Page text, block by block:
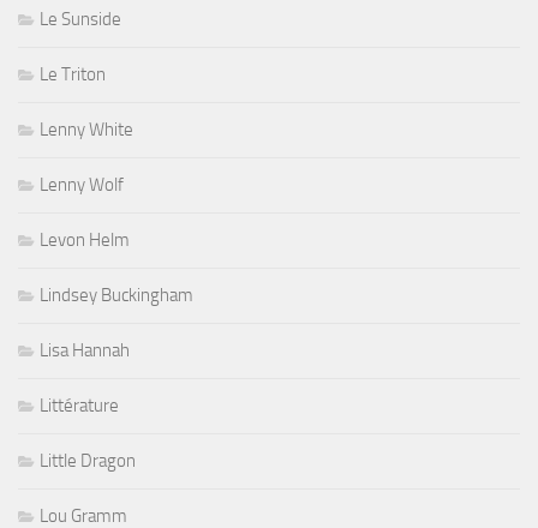
Le Sunside
Le Triton
Lenny White
Lenny Wolf
Levon Helm
Lindsey Buckingham
Lisa Hannah
Littérature
Little Dragon
Lou Gramm